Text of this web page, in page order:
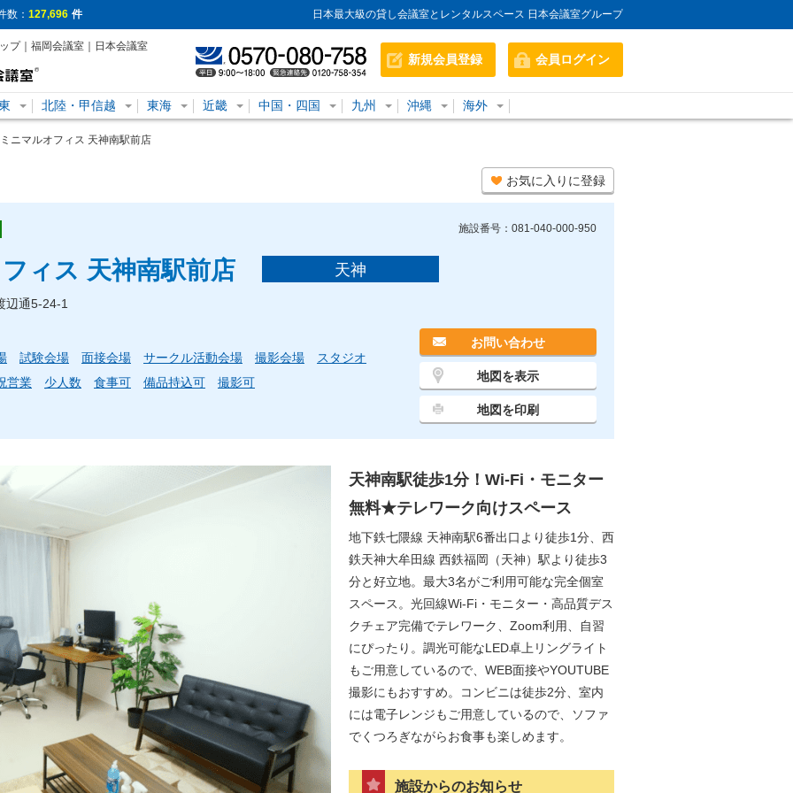
数： 127,696 件 日本最大級の貸し会議室とレンタルスペース 日本会議室グループ
プ｜福岡会議室｜日本会議室
新規会員登録 会員ログイン
北陸・甲信越 東海 近畿 中国・四国 九州 沖縄 海外
ニマルオフィス 天神南駅前店
お気に入りに登録
施設番号：081-040-000-950
ィス 天神南駅前店 天神
辺通5-24-1
試験会場 面接会場 サークル活動会場 撮影会場
スタジオ
営業
少人数 食事可 備品持込可 撮影可
お問い合わせ
地図を表示
地図を印刷
天神南駅徒歩1分！Wi-Fi・モニター
無料★テレワーク向けスペース
地下鉄七隈線 天神南駅6番出口より徒歩1分、西
鉄天神大牟田線 西鉄福岡（天神）駅より徒歩3
分と好立地。最大3名がご利用可能な完全個室
スペース。光回線Wi-Fi・モニター・高品質デス
クチェア完備でテレワーク、Zoom利用、自習
にぴったり。調光可能なLED卓上リングライト
もご用意しているので、WEB面接やYOUTUBE
撮影にもおすすめ。コンビニは徒歩2分、室内
には電子レンジもご用意しているので、ソファ
でくつろぎながらお食事も楽しめます。
施設からのお知らせ